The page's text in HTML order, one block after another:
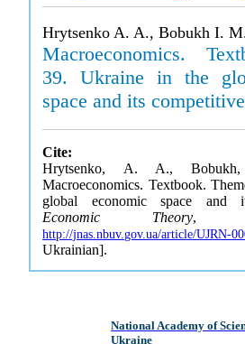
Hrytsenko A. A., Bobukh I.
Macroeconomics.
39. Ukraine in the
space and its
Cite:
Hrytsenko, A. A.,
Macroeconomics. Textbook.
global economic space and
Economic Theory, 3,
http://jnas.nbuv.gov.ua/article/UJRN-
Ukrainian].
National Academy of
Ukraine